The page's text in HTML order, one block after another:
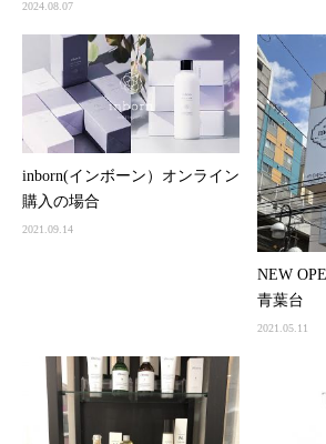
2024.08.07
inborn(インボーン）オンライン
購入の場合
2021.09.14
NEW
青葉台
2021.05.11